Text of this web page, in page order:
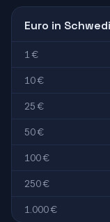
Euro in
1 €
10 €
25 €
50 €
100 €
250 €
1.000 €